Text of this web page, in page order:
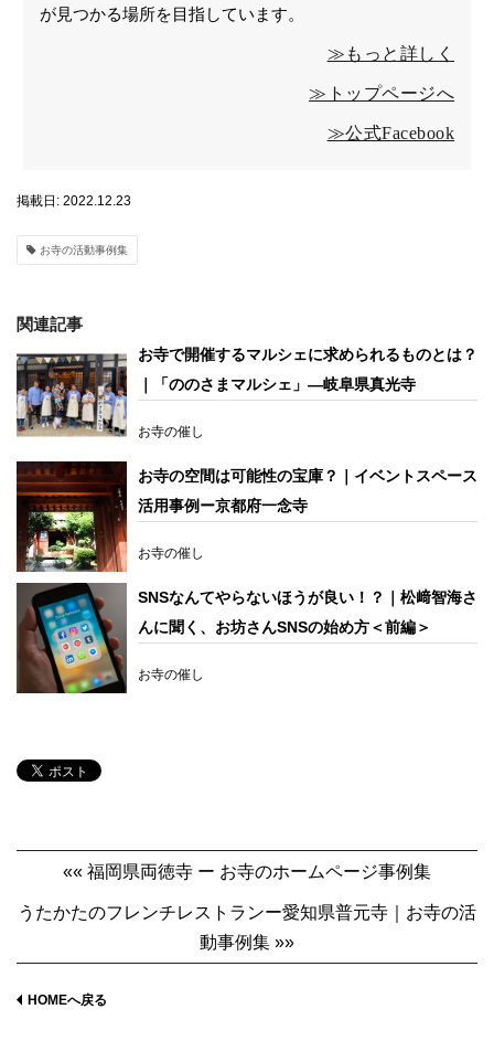
が見つかる場所を目指しています。
≫もっと詳しく
≫トップページへ
≫公式Facebook
掲載日: 2022.12.23
お寺の活動事例集
関連記事
お寺で開催するマルシェに求められるものとは？
｜「ののさまマルシェ」―岐阜県真光寺
お寺の催し
お寺の空間は可能性の宝庫？｜イベントスペース
活用事例ー京都府一念寺
お寺の催し
SNSなんてやらないほうが良い！？｜松﨑智海さ
んに聞く、お坊さんSNSの始め方＜前編＞
お寺の催し
«« 福岡県両徳寺 ー お寺のホームページ事例集
うたかたのフレンチレストランー愛知県普元寺｜お寺の活
動事例集 »»
HOMEへ戻る